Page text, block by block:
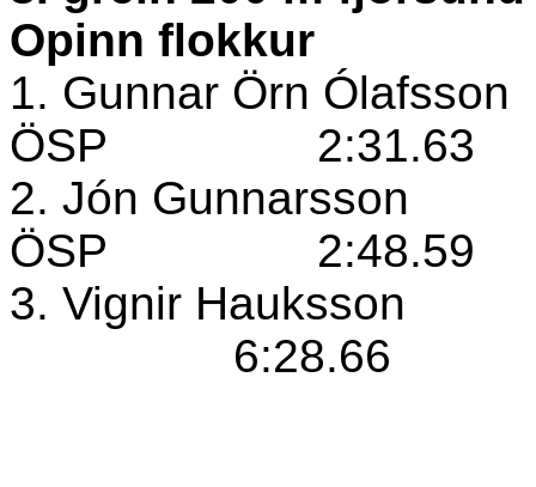
Opinn flokkur
1. Gunnar Örn Ólafsson
ÖSP
2:31.63
2. Jón Gunnarsson
ÖSP
2:48.59
3. Vignir Hauksson
6:28.66